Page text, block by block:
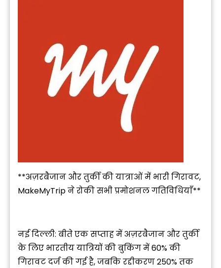
**अज़रबैजान और तुर्की की यात्राओं में भारी गिरावट,
MakeMyTrip ने रोकी सभी प्रमोशनल गतिविधियाँ**
नई दिल्ली: बीते एक सप्ताह में अज़रबैजान और तुर्की
के लिए भारतीय यात्रियों की बुकिंग में 60% की
गिरावट दर्ज की गई है, जबकि रद्दीकरण 250% तक